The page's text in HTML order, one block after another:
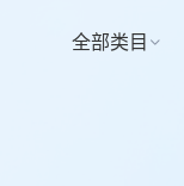
全部类目 